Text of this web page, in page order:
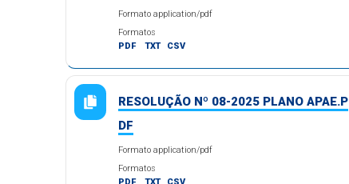
Formato application/pdf
Formatos
PDF
TXT CSV
RESOLUÇÃO Nº 08-2025 PLANO APAE.P
DF
Formato application/pdf
Formatos